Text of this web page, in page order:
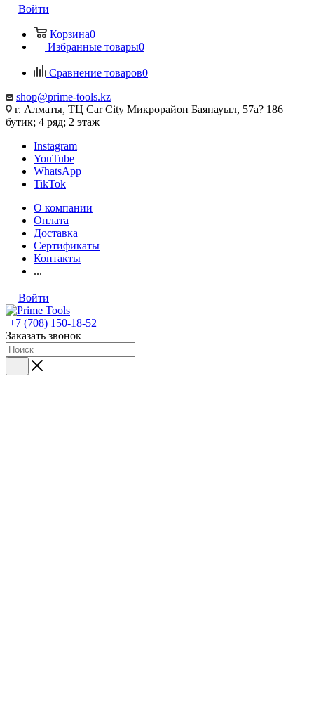
Войти
Корзина0
Избранные товары0
Сравнение товаров0
shop@prime-tools.kz
г. Алматы, ТЦ Car City​ ​Микрорайон Баянауыл, 57а? ​186
бутик; 4 ряд; 2 этаж
Instagram
YouTube
WhatsApp
TikTok
О компании
Оплата
Доставка
Сертификаты
Контакты
...
Войти
+7 (708) 150-18-52
Заказать звонок